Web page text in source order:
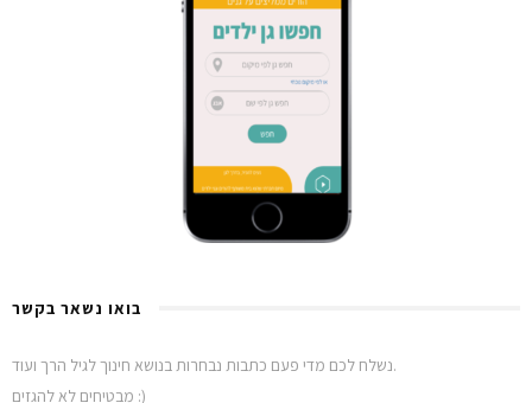
בואו נשאר בקשר
נשלח לכם מדי פעם כתבות נבחרות בנושא חינוך לגיל הרך ועוד.
מבטיחים לא להגזים :)